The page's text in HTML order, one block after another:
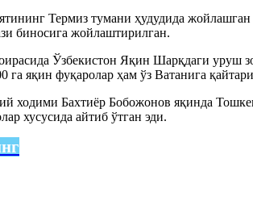
Термиз тумани ҳудудида
биносига жойлаштирилган.
Ўзбекистон Яқин Шарқдаги уруш
яқин фуқаролар ҳам ўз Ватанига
ходими Бахтиёр Бобожонов яқинда
хусусида айтиб ўтган эди.